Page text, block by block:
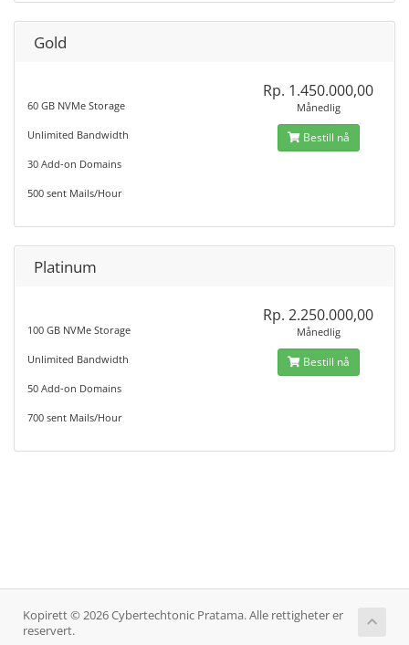
Gold
60 GB NVMe Storage
Unlimited Bandwidth
30 Add-on Domains
500 sent Mails/Hour
Rp. 1.450.000,00
Månedlig
Bestill nå
Platinum
100 GB NVMe Storage
Unlimited Bandwidth
50 Add-on Domains
700 sent Mails/Hour
Rp. 2.250.000,00
Månedlig
Bestill nå
Kopirett © 2026 Cybertechtonic Pratama. Alle rettigheter er
reservert.